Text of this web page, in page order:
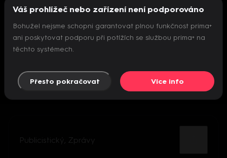
Nepodařilo se inicializovat přehrávač
Publicistický Zprávy
Váš prohlížeč nebo zařízení není podporováno
Bohužel nejsme schopni garantovat plnou funkčnost prima+
ani poskytovat podporu při potížích se službou prima+ na
těchto systémech.
Přesto pokračovat Více info